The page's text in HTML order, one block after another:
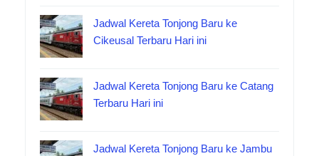
Jadwal Kereta Tonjong Baru ke
Cikeusal Terbaru Hari ini
Jadwal Kereta Tonjong Baru ke Catang
Terbaru Hari ini
Jadwal Kereta Tonjong Baru ke Jambu